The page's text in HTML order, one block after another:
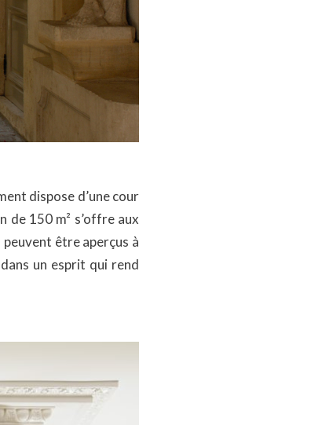
dispose d’une cour
de 150 m² s’offre aux
être aperçus à
un esprit qui rend